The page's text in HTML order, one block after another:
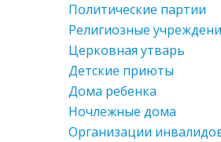
Политические партии
Религиозные
Церковная утварь
Детские приюты
Дома ребенка
Ночлежные дома
Организации